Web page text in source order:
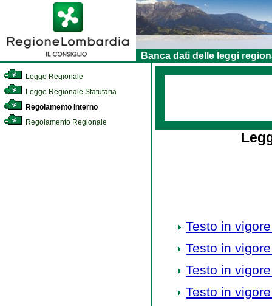
Banca dati delle leggi
Legge Regionale
Legge Regionale Statutaria
Regolamento Interno
Regolamento Regionale
Testo in
Testo in
Testo in
Testo in